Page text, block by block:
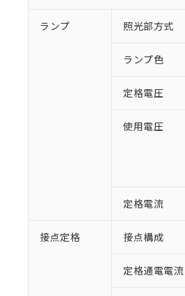
ランプ 照光部方式
ランプ色
定格電圧
使用電圧
定格電流
接点定格 接点構成
定格通電電流